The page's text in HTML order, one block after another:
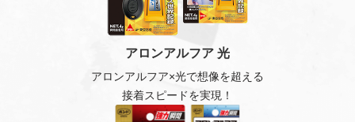
アロンアルフア 光
アロンアルフア×光で想像を超える
接着スピードを実現！